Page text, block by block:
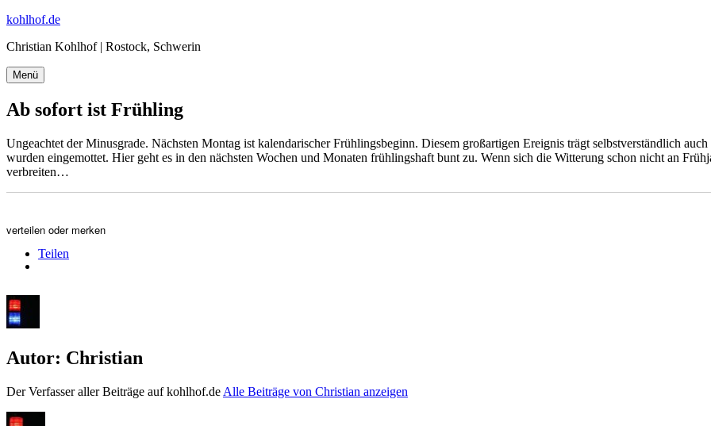
Zum
springen
kohlhof.de
Christian Kohlhof | Rostock, Schwerin
Menü
Ab sofort ist Frühling
Ungeachtet der Minusgrade. Nächsten Montag ist kalendarischer Frühlingsbeginn. Diesem großartigen Ereignis trägt selbstverständlich
wurden eingemottet. Hier geht es in den nächsten Wochen und Monaten frühlingshaft bunt zu. Wenn sich die Witterung schon nicht an
verbreiten…
verteilen oder merken
Teilen
Autor: Christian
Der Verfasser aller Beiträge auf kohlhof.de Alle Beiträge von Christian anzeigen